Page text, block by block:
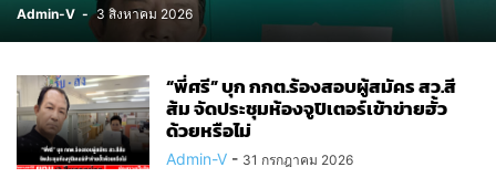
Admin-V - 3 สิงหาคม 2026
“พี่ศรี” บุก กกต.ร้องสอบผู้สมัคร สว.สี
ส้ม จัดประชุมห้องจูปิเตอร์เข้าข่ายฮั้ว
ด้วยหรือไม่
Admin-V - 31 กรกฎาคม 2026